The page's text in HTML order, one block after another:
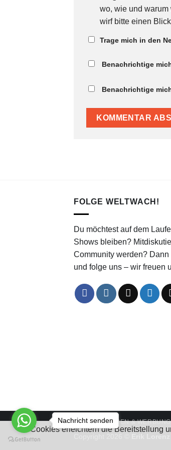
wo, wie und
wirf bitte einen
Trage mich in den
Benachrichtige
Benachrichtige
FOLGE WELTWACH!
Du möchtest auf dem
Shows bleiben?
Community werden?
und folge uns – wir freuen
KOOPERATIONEN & WERBUNG
Cookies erleichtern die Bereitstellung
Nachricht senden